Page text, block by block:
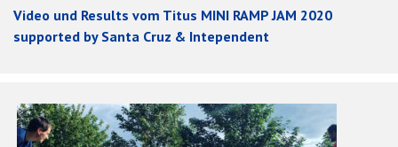
Video und Results vom Titus MINI RAMP JAM 2020
supported by Santa Cruz & Intependent